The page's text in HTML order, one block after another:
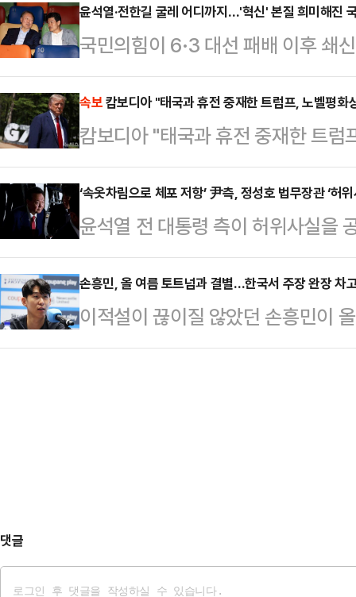
(SCMP)에 따르면, 같은 달 15일
아이가 18층 높이에서 추락했다.당
이 외출한 사이 욕실 창문을 통해
당시 집 창문에는 안전창살이 설치
올라선 뒤 추락한 것으로 알려졌다
층에서 추락하면…
윤석열·전한길 굴레 어디까지…'혁신' 본질 희미해진
국민의힘이 6·3 대선 패배 이후 쇄
월 22일 전당대회를 앞두고 윤석열
전한길 씨에 대한 굴레에서 벗어나
계파 갈등이 갈수록 극심해지는 상
진단하고 비전 경쟁에 나서기보다
을 희미하게 만드는 분위기다.1일
유력 주자들의 입에는 윤 전 대통령
후보와 장동…
속보캄보디아 "태국과 휴전 중재한 트럼프, 노벨평화
캄보디아 "태국과 휴전 중재한 트럼
‘속옷차림으로 체포 저항’ 尹측, 정성호 법무장관 ‘허
윤석열 전 대통령 측이 허위사실을
적 조치를 준비하고 있는 것으로
실 관계를 제대로 파악하지 않고 허
장관에 대한 법적 조치를 취할 예정
며 윤 전 대통령 측 관계자는 “수용
손흥민, 올 여름 토트넘과 결별…한국서 주장 완장 차
이적설이 끊이질 않았던 손흥민이
흥민은 2일 서울 영등포구 IFC 더
댓글